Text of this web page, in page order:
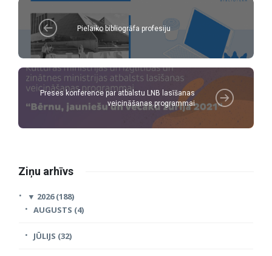
Pielaiko bibliogrāfa profesiju
Preses konference par atbalstu LNB lasīšanas
veicināšanas programmai
Ziņu arhīvs
▼ 2026 (188)
AUGUSTS (4)
JŪLIJS (32)